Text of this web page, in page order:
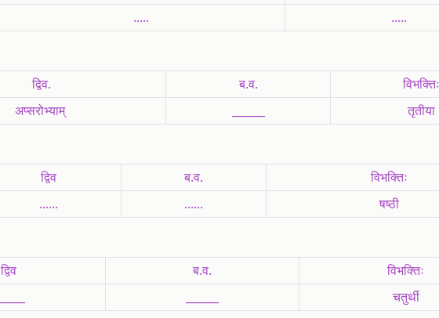
..... .....
द्विव. ब.व.
विभक्तिः
अप्सरोभ्याम् तृतीया
द्विव ब.व.
विभक्तिः
...... ...... षष्ठी
द्विव ब.व.
विभक्तिः
चतुर्थी